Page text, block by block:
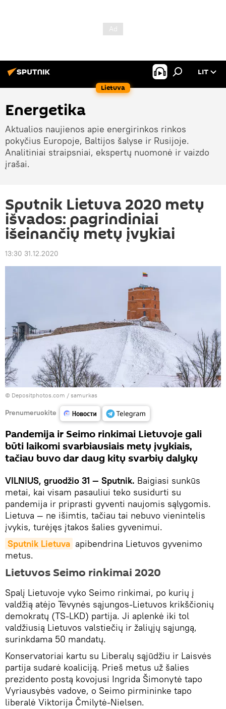
Lietuva
LIT
Energetika
Aktualios naujienos apie energirinkos rinkos
pokyčius Europoje, Baltijos šalyse ir Rusijoje.
Analitiniai straipsniai, ekspertų nuomonė ir vaizdo
įrašai.
Sputnik Lietuva 2020 metų
išvados: pagrindiniai
išeinančių metų įvykiai
13:30 31.12.2020
© Depositphotos.com / samurkas
Prenumeruokite
Pandemija ir Seimo rinkimai Lietuvoje gali
būti laikomi svarbiausiais metų įvykiais,
tačiau buvo dar daug kitų svarbių dalykų
VILNIUS, gruodžio 31 — Sputnik. Baigiasi sunkūs
metai, kai visam pasauliui teko susidurti su
pandemija ir priprasti gyventi naujomis sąlygomis.
Lietuva — ne išimtis, tačiau tai nebuvo vienintelis
įvykis, turėjęs įtakos šalies gyvenimui.
Sputnik Lietuva apibendrina Lietuvos gyvenimo
metus.
Lietuvos Seimo rinkimai 2020
Spalį Lietuvoje vyko Seimo rinkimai, po kurių į
valdžią atėjo Tėvynės sąjungos-Lietuvos krikščionių
demokratų (TS-LKD) partija. Ji aplenkė iki tol
valdžiusią Lietuvos valstiečių ir žaliųjų sąjungą,
surinkdama 50 mandatų.
Konservatoriai kartu su Liberalų sąjūdžiu ir Laisvės
partija sudarė koaliciją. Prieš metus už šalies
prezidento postą kovojusi Ingrida Šimonytė tapo
Vyriausybės vadove, o Seimo pirmininke tapo
liberalė Viktorija Čmilytė-Nielsen.